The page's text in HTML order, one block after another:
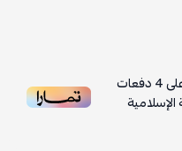
4دفعات